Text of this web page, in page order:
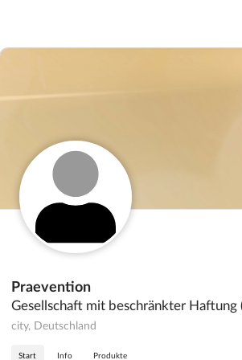
Praevention
Gesellschaft mit beschränkter Haftung
city, Deutschland
Start Info Produkte